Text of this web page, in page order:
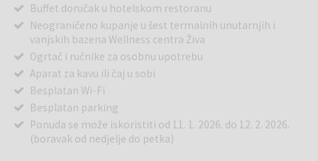
Buffet doručak u hotelskom restoranu
Neograničeno kupanje u šest termalnih unutarnjih i
vanjskih bazena Wellness centra Živa
Ogrtač i ručnike za osobnu upotrebu
Aparat za kavu ili čaj u sobi
Besplatan Wi-Fi
Besplatan parking
Ponuda se može iskoristiti od 11. 1. 2026. do 12. 2. 2026.
(boravak od nedjelje do petka)